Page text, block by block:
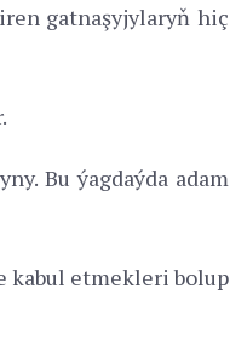
gatnaşyjylaryň hiç
Bu ýagdaýda adam
kabul etmekleri bolup